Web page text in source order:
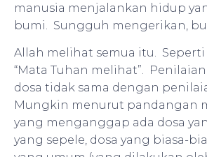
manusia menjalankan hidup
bumi. Sungguh mengerikan,
Allah melihat semua itu.
“Mata Tuhan melihat”.
dosa tidak sama dengan
Mungkin menurut pandangan
yang menganggap ada dosa
yang sepele, dosa yang biasa-